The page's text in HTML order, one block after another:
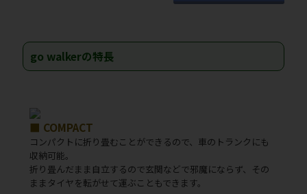
go walkerの特長
■ COMPACT
コンパクトに折り畳むことができるので、車のトランクにも
収納可能。
折り畳んだまま自立するので玄関などで邪魔にならず、その
ままタイヤを転がせて運ぶこともできます。